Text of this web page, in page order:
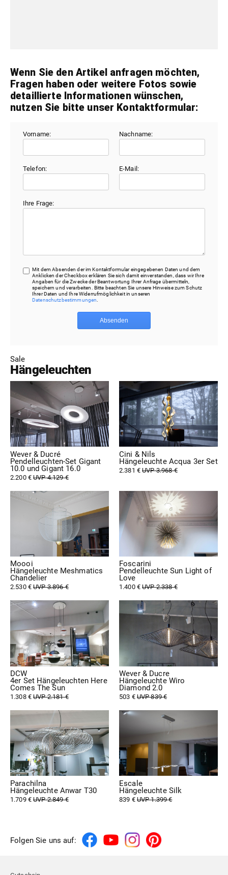
Wenn Sie den Artikel anfragen möchten,
Fragen haben oder weitere Fotos sowie
detaillierte Informationen wünschen,
nutzen Sie bitte unser Kontaktformular:
Vorname: Nachname:
Telefon: E-Mail:
Ihre Frage:
Mit dem Absenden der im Kontaktformular eingegebenen Daten und dem
Anklicken der Checkbox erklären Sie sich damit einverstanden, dass wir Ihre
Angaben für die Zwecke der Beantwortung Ihrer Anfrage übermitteln,
speichern und verarbeiten. Bitte beachten Sie unsere Hinweise zum Schutz
Ihrer Daten und Ihre Widerrufmöglichkeit in unseren
Datenschutzbestimmungen
Absenden
Sale
Hängeleuchten
Wever & Ducré
Pendelleuchten-Set Gigant
10.0 und Gigant 16.0
2.200 €UVP 4.129 €
Cini & Nils
Hängeleuchte Acqua 3er Set
2.381 €UVP 3.968 €
Moooi
Hängeleuchte Meshmatics
Chandelier
2.530 €UVP 3.896 €
Foscarini
Pendelleuchte Sun Light of
Love
1.400 €UVP 2.338 €
DCW
4er Set Hängeleuchten Here
Comes The Sun
1.308 €UVP 2.181 €
Wever & Ducre
Hängeleuchte Wiro
Diamond 2.0
503 €UVP 839 €
Parachilna
Hängeleuchte Anwar T30
1.709 €UVP 2.849 €
Escale
Hängeleuchte Silk
839 €UVP 1.399 €
Folgen Sie uns auf: